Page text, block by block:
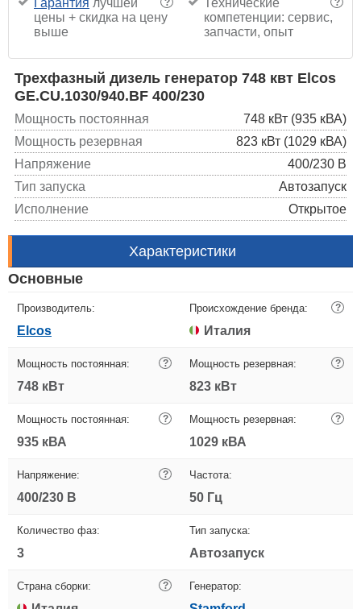
цены + скидка на цену
выше
компетенции: сервис,
запчасти, опыт
Трехфазный дизель генератор 748 квт Elcos
GE.CU.1030/940.BF 400/230
Мощность постоянная
748 кВт (935 кВА)
Мощность резервная
823 кВт (1029 кВА)
Напряжение
400/230 В
Тип запуска
Автозапуск
Исполнение
Открытое
Характеристики
Основные
Производитель:
Elcos
Происхождение бренда: ?
Италия
Мощность постоянная: ?
748 кВт
Мощность резервная: ?
823 кВт
Мощность постоянная: ?
935 кВА
Мощность резервная: ?
1029 кВА
Напряжение: ?
400/230 В
Частота:
50 Гц
Количество фаз:
3
Тип запуска:
Автозапуск
Страна сборки: ? Генератор: